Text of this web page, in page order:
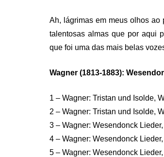
Ah, lágrimas em meus olhos
talentosas almas que por aqui
que foi uma das mais belas
Wagner (1813-1883):
1 – Wagner: Tristan und Isolde,
2 – Wagner: Tristan und Isolde,
3 – Wagner: Wesendonck
4 – Wagner: Wesendonck Lieder,
5 – Wagner: Wesendonck